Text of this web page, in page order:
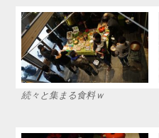
続々と集まる食料ｗ